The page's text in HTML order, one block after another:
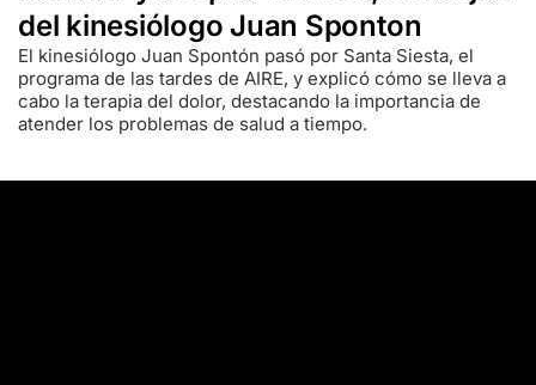
del kinesiólogo Juan Sponton
El kinesiólogo Juan Spontón pasó por Santa Siesta, el
programa de las tardes de AIRE, y explicó cómo se lleva a
cabo la terapia del dolor, destacando la importancia de
atender los problemas de salud a tiempo.